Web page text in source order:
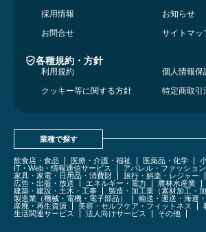
採用情報
お知らせ
お問合せ
サイトマッ
各種規約・方針
利用規約
個人情報保
クッキー等に関する方針
特定商取引
業種で探す
飲食店・食品 医療・介護・福祉 医薬品・化学
IT・Web・情報通信サービス
アパレル・ファッション
家具・家電・日用品・消費財
旅行・娯楽・レジャー
広告・出版・放送
エネルギー・電力
農林水産業
建築・建設・土木・工事
製造・加工業（素材加工・加
製造業（機械・電機・電子部品）
輸送・運送・海運
産廃・再生資源
美容・セルフケア・フィットネス
生活関連サービス
法人向けサービス その他